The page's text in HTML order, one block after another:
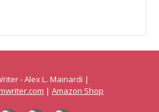
- Alex L. Mainardi |
| Amazon Shop